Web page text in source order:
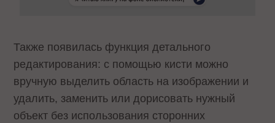
Также появилась функция детального
редактирования: с помощью кисти можно
вручную выделить область на изображении и
удалить, заменить или дорисовать нужный
объект без использования сторонних